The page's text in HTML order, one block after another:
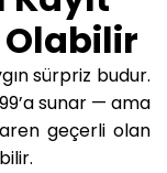
Olabilir
sürpriz budur.
sunar — ama
geçerli olan